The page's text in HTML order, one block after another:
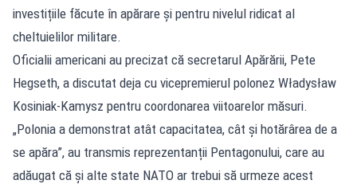
investițiile făcute în apărare și pentru nivelul ridicat al
cheltuielilor militare.
Oficialii americani au precizat că secretarul Apărării, Pete
Hegseth, a discutat deja cu vicepremierul polonez Władysław
Kosiniak-Kamysz pentru coordonarea viitoarelor măsuri.
„Polonia a demonstrat atât capacitatea, cât și hotărârea de a
se apăra”, au transmis reprezentanții Pentagonului, care au
adăugat că și alte state NATO ar trebui să urmeze acest